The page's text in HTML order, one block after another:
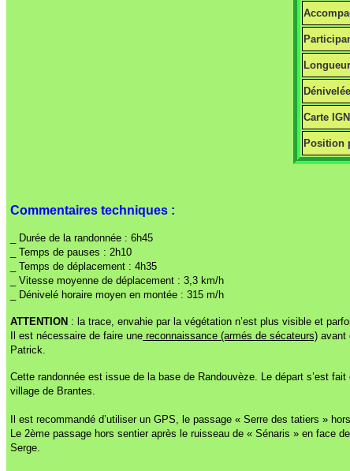
Carte
Position
Commentaires techniques :
_ Durée de la randonnée : 6h45
_ Temps de pauses : 2h10
_ Temps de déplacement : 4h35
_ Vitesse moyenne de déplacement : 3,3 km/h
_ Dénivelé horaire moyen en montée : 315 m/h
ATTENTION : la trace, envahie par la végétation n’est plus visible et
Il est nécessaire de faire une reconnaissance (armés de sécateurs) avant
Patrick.
Cette randonnée est issue de la base de Randouvèze. Le départ s’est
village de Brantes.
Il est recommandé d’utiliser un GPS, le passage « Serre des tatiers »
Le 2ème passage hors sentier après le ruisseau de « Sénaris » en face
Serge.